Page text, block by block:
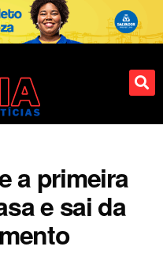
a primeira
e sai da